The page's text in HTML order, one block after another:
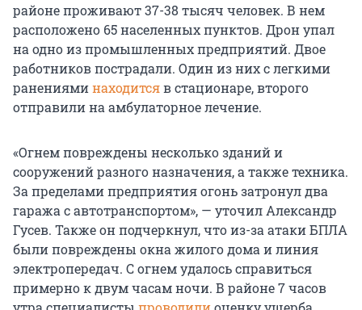
районе проживают 37-38 тысяч человек. В нем
расположено 65 населенных пунктов. Дрон упал
на одно из промышленных предприятий. Двое
работников пострадали. Один из них с легкими
раненияминаходитсяв стационаре, второго
отправили на амбулаторное лечение.
«Огнем повреждены несколько зданий и
сооружений разного назначения, а также техника.
За пределами предприятия огонь затронул два
гаража с автотранспортом», — уточил Александр
Гусев. Также он подчеркнул, что из-за атаки БПЛА
были повреждены окна жилого дома и линия
электропередач. С огнем удалось справиться
примерно к двум часам ночи. В районе 7 часов